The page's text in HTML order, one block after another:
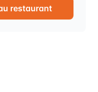
restaurant